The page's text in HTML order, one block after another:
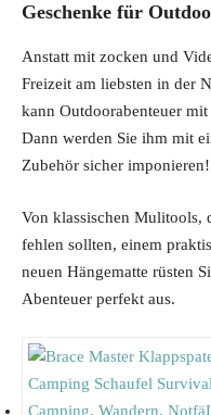
a
p
r
i
c
e
a
s
:
1
.
4
t
r
i
c
e
i
:
1
2
.
9
€
r
g
i
n
a
l
a
s
u
r
e
n
t
p
:
8
Geschenke für
Anstatt mit zocken und
Freizeit am liebsten in der
kann Outdoorabenteuer
Dann werden Sie ihm mit
Zubehör sicher imponieren!
Von klassischen Mulitools,
fehlen sollten, einem
neuen Hängematte rüsten
Abenteuer perfekt aus.